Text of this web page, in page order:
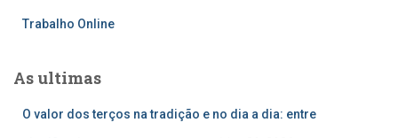
Trabalho Online
As ultimas
O valor dos terços na tradição e no dia a dia: entre